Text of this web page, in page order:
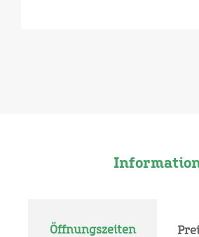
Öffnungszeiten